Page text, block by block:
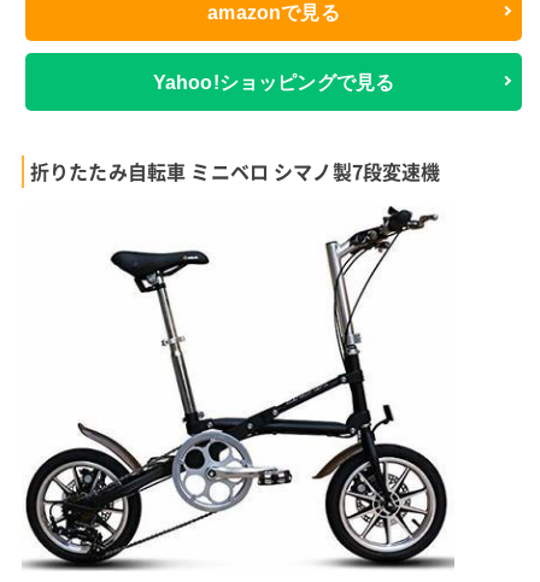
amazonで見る
Yahoo!ショッピングで見る
折りたたみ自転車 ミニベロ シマノ製7段変速機